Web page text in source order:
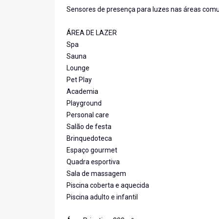
Sensores de presença para luzes nas áreas
ÁREA DE LAZER
Spa
Sauna
Lounge
Pet Play
Academia
Playground
Personal care
Salão de festa
Brinquedoteca
Espaço gourmet
Quadra esportiva
Sala de massagem
Piscina coberta e aquecida
Piscina adulto e infantil